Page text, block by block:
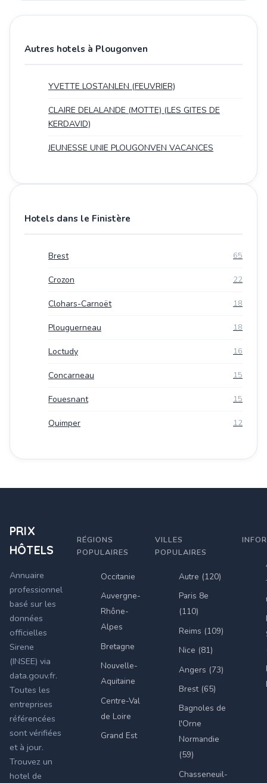
Autres hotels à Plougonven
YVETTE LOSTANLEN (FEUVRIER)
CLAIRE DELALANDE (MOTTE) (LES GITES DE
KERDAVID)
JEUNESSE UNIE PLOUGONVEN VACANCES
Hotels dans le Finistère
Brest 65
Crozon 22
Clohars-Carnoët 18
Plouguerneau 18
Loctudy 16
Concarneau 15
Fouesnant 15
Quimper 12
PRIX
HÔTELS
Annuaire
professionnel
basé sur les
données
officielles
Sirene
(INSEE) via
data.gouv.fr.
Toutes les
entreprises
référencées
sont vérifiées
et à jour.
Trouvez un
hotel de
RÉGIONS
POPULAIRES
Occitanie
Auvergne-
Rhône-
Alpes
Bretagne
Nouvelle-
Aquitaine
Centre-Val
de Loire
Grand Est
VILLES
POPULAIRES
Autre (120)
Paris 8e
(110)
Reims (109)
Nice (81)
Angers (73)
Brest (65)
Bagnoles de
l'Orne
Normandie
(59)
Chasseneuil-